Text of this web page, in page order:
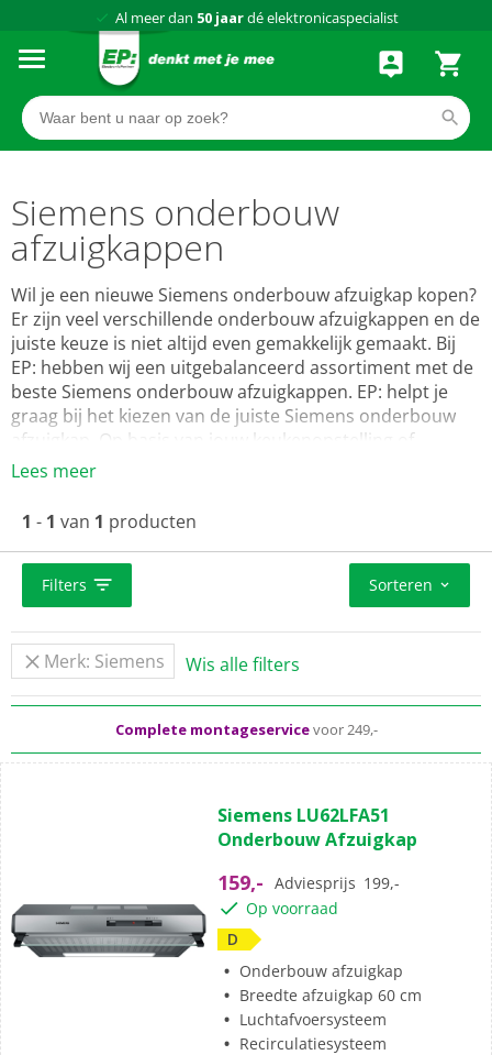
Al meer dan 50 jaardé elektronicaspecialist
Siemens onderbouw
afzuigkappen
Wil je een nieuwe Siemens onderbouw afzuigkap kopen?
Er zijn veel verschillende onderbouw afzuigkappen en de
juiste keuze is niet altijd even gemakkelijk gemaakt. Bij
EP: hebben wij een uitgebalanceerd assortiment met de
beste Siemens onderbouw afzuigkappen. EP: helpt je
graag bij het kiezen van de juiste Siemens onderbouw
afzuigkap. Op basis van jouw keukenopstelling of
woonsituatie kan je bij ons de beste afzuigkap kiezen
afzuigcapaciteit voor een optimaal klimaat in je keuken.
Onze Siemens onderbouw afzuigkappen zijn te
vergelijken op energieklasse, afzuigsysteem, maximale
luchtafvoer, geluidsniveau en meer.
Lees meer
1 - 1 van 1 producten
Filters Sorteren
Merk: Siemens Wis alle filters
Standaardgratisthuisbezorgd vanaf 50,-
Al meer dan 50 jaar dé elektronicaspecialist
Complete montageservicevoor 249,-
van
de
sterren.
Siemens LU62LFA51
Onderbouw Afzuigkap
159,- Adviesprijs 199,-
Op voorraad
D
Onderbouw afzuigkap
Breedte afzuigkap 60 cm
Luchtafvoersysteem
Recirculatiesysteem